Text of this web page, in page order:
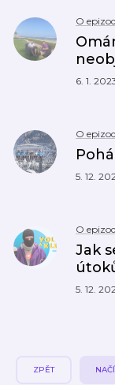
O
6. 1.
O
5. 12.
O
Jak
5. 12.
ZPĚT